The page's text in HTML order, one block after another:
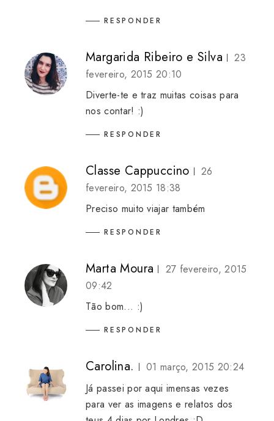
RESPONDER
Margarida Ribeiro e Silva
23
fevereiro, 2015 20:10
Diverte-te e traz muitas coisas para
nos contar! :)
RESPONDER
Classe Cappuccino
26
fevereiro, 2015 18:38
Preciso muito viajar também
RESPONDER
Marta Moura
27 fevereiro, 2015
09:42
Tão bom... :)
RESPONDER
Carolina.
01 março, 2015 20:24
Já passei por aqui imensas vezes
para ver as imagens e relatos dos